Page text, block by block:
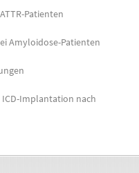
Patienten
Amyloidose-Patienten
ICD-Implantation nach